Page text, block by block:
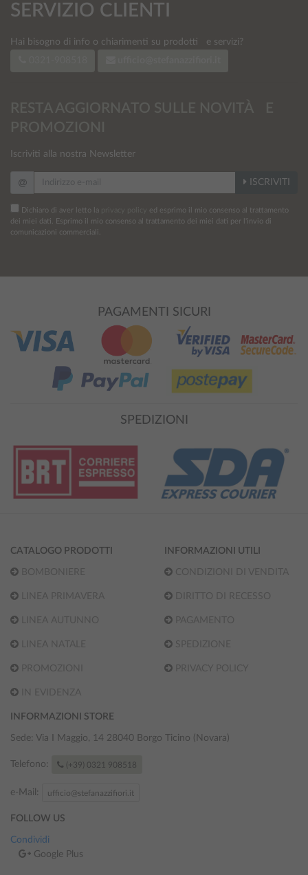
SERVIZIO CLIENTI
Hai bisogno di info o chiarimenti su prodotti e servizi?
Iscriviti alla nostra Newsletter
ISCRIVITI
Dichiaro di aver letto la
ed esprimo il mio consenso al trattamento
dei miei dati. Esprimo il mio consenso al trattamento dei miei dati per l'invio di
comunicazioni commerciali.
PAGAMENTI SICURI
SPEDIZIONI
CATALOGO PRODOTTI
BOMBONIERE
LINEA PRIMAVERA
LINEA AUTUNNO
LINEA NATALE
PROMOZIONI
IN EVIDENZA
INFORMAZIONI UTILI
CONDIZIONI DI VENDITA
DIRITTO DI RECESSO
PAGAMENTO
SPEDIZIONE
PRIVACY POLICY
INFORMAZIONI STORE
Sede: Via I Maggio, 14 28040 Borgo Ticino (Novara)
Telefono: (+39) 0321 908518
e-Mail: ufficio@stefanazzifiori.it
FOLLOW US
Condividi
Google Plus